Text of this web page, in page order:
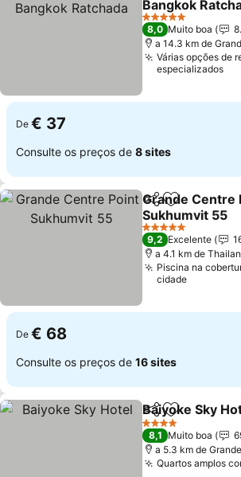
Bangkok
5 Estrelas
8,0 Muito boa
a 14.3 km de
Várias opções de
especializados
De € 37
Consulte os preços de 8 sites
PartilharAdicionar
Grande Centre
Sukhumvit 55
5 Estrelas
9,2 Excelente
a 4.1 km de
Piscina na
cidade
De € 68
Consulte os preços de 16 sites
PartilharAdicionar
Baiyoke Sky
4 Estrelas
8,1 Muito boa
a 5.3 km de
Quartos amplos